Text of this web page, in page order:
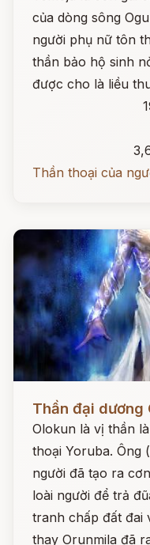
của dòng sông
người phụ nữ tôn
thần bảo hộ sinh
được cho là liều
Thần thoại của
Đọc ngay
Thần đại dương
Olokun là vị thần
thoại Yoruba. Ông
người đã tạo ra
loài người để trả
tranh chấp đất đai
thay Orunmila đã